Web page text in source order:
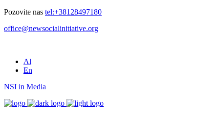
Pozovite nas tel:+38128497180
office@newsocialinitiative.org
Al
En
NSI in Media